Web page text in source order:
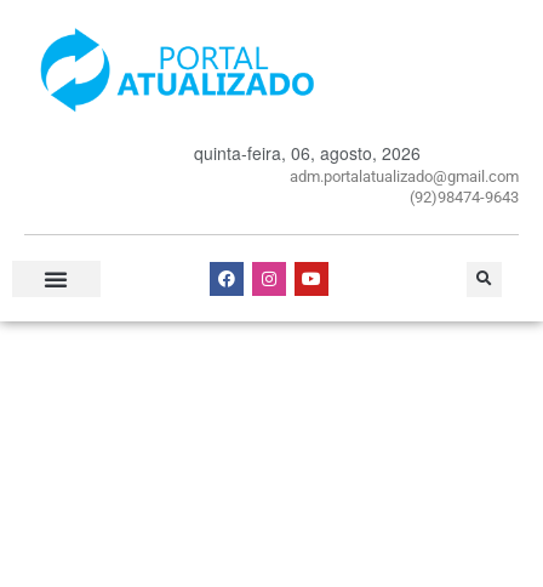
quinta-feira, 06, agosto, 2026
adm.portalatualizado@gmail.com
(92)98474-9643